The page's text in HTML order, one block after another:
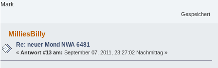
Mark
Gespeichert
MilliesBilly
Re: neuer Mond NWA 6481
«Antwort #13 am: September 07, 2011, 23:27:02 Nachmittag »